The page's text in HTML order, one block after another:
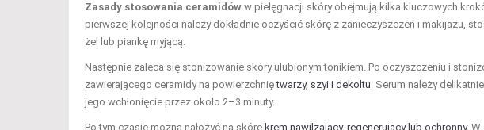
Zasady stosowania ceramidów w pielęgnacji skóry obejmują kilka kluczowych
pierwszej kolejności należy dokładnie oczyścić skórę z zanieczyszczeń i makijażu,
żel lub piankę myjącą.
Następnie zaleca się stonizowanie skóry ulubionym tonikiem. Po oczyszczeniu i
zawierającego ceramidy na powierzchniętwarzy, szyi i dekoltu. Serum należy
jego wchłonięcie przez około 2–3 minuty.
Po tym czasie można nałożyć na skórę krem nawilżający, regenerujący lub ochronny. W